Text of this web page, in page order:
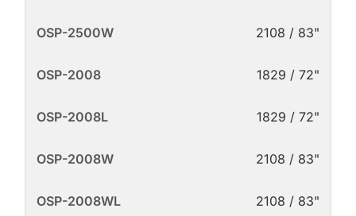
2108 / 83"
1829 / 72"
1829 / 72"
2108 / 83"
2108 / 83"